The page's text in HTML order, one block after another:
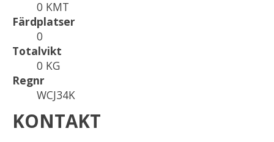
0 KMT
Färdplatser
0
Totalvikt
0 KG
Regnr
WCJ34K
KONTAKT